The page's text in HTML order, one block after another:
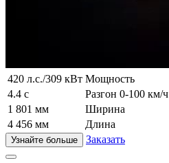
420 л.с./309 кВт Мощность
4.4 с
Разгон 0-100 км/ч
1 801 мм
Ширина
4 456 мм
Длина
Узнайте больше Заказать